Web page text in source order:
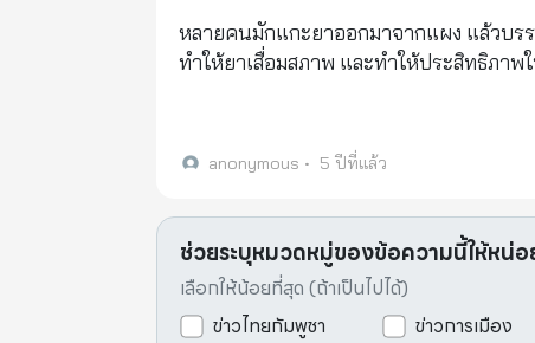
หลายคนมักแกะยาออกมาจากแผง แล้วบร
ทำให้ยาเสื่อมสภาพ และทำให้ประสิทธิภาพ
anonymous • 5 ปีที่แล้ว
ช่วยระบุหมวดหมู่ของข้อความนี้ให้หน่อ
เลือกให้น้อยที่สุด (ถ้าเป็นไปได้)
ข่าวไทยกัมพูชา
ข่าวการเมือง